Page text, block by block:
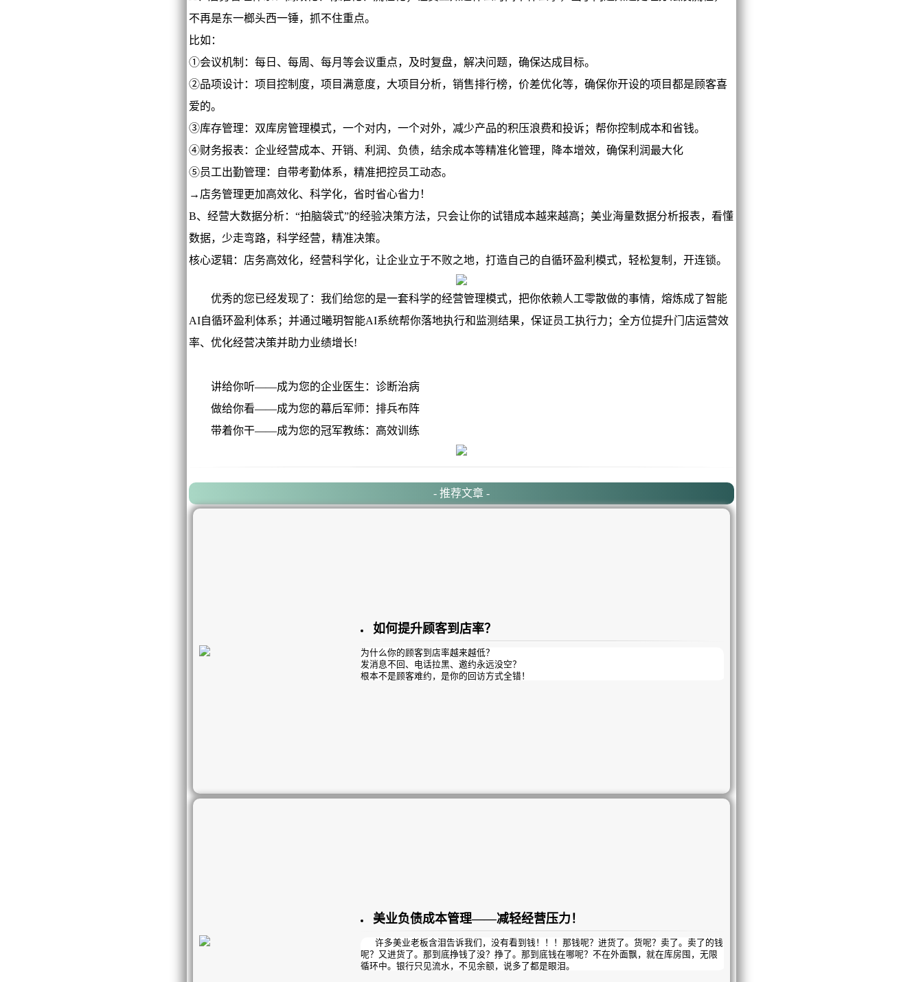
不再是东一榔头西一锤，抓不住重点。
比如：
①会议机制：每日、每周、每月等会议重点，及时复盘，解决问题，确保达成目标。
②品项设计：项目控制度，项目满意度，大项目分析，销售排行榜，价差优化等，确保你开设的项目都是顾客喜
爱的。
③库存管理：双库房管理模式，一个对内，一个对外，减少产品的积压浪费和投诉；帮你控制成本和省钱。
④财务报表：企业经营成本、开销、利润、负债，结余成本等精准化管理，降本增效，确保利润最大化
⑤员工出勤管理：自带考勤体系，精准把控员工动态。
→店务管理更加高效化、科学化，省时省心省力！
B、经营大数据分析：“拍脑袋式”的经验决策方法，只会让你的试错成本越来越高；美业海量数据分析报表，看懂
数据，少走弯路，科学经营，精准决策。
核心逻辑：店务高效化，经营科学化，让企业立于不败之地，打造自己的自循环盈利模式，轻松复制，开连锁。
优秀的您已经发现了：我们给您的是一套科学的经营管理模式，把你依赖人工零散做的事情，熔炼成了智能
AI自循环盈利体系；并通过曦玥智能AI系统帮你落地执行和监测结果，保证员工执行力；全方位提升门店运营效
率、优化经营决策并助力业绩增长!
讲给你听——成为您的企业医生：诊断治病
做给你看——成为您的幕后军师：排兵布阵
带着你干——成为您的冠军教练：高效训练
- 推荐文章 -
如何提升顾客到店率？
为什么你的顾客到店率越来越低？
发消息不回、电话拉黑、邀约永远没空？
根本不是顾客难约，是你的回访方式全错！
美业负债成本管理——减轻经营压力！
许多美业老板含泪告诉我们，没有看到钱！！！那钱呢？进货了。货呢？卖了。卖了的钱
呢？又进货了。那到底挣钱了没？挣了。那到底钱在哪呢？不在外面飘，就在库房囤，无限
循环中。银行只见流水，不见余额，说多了都是眼泪。